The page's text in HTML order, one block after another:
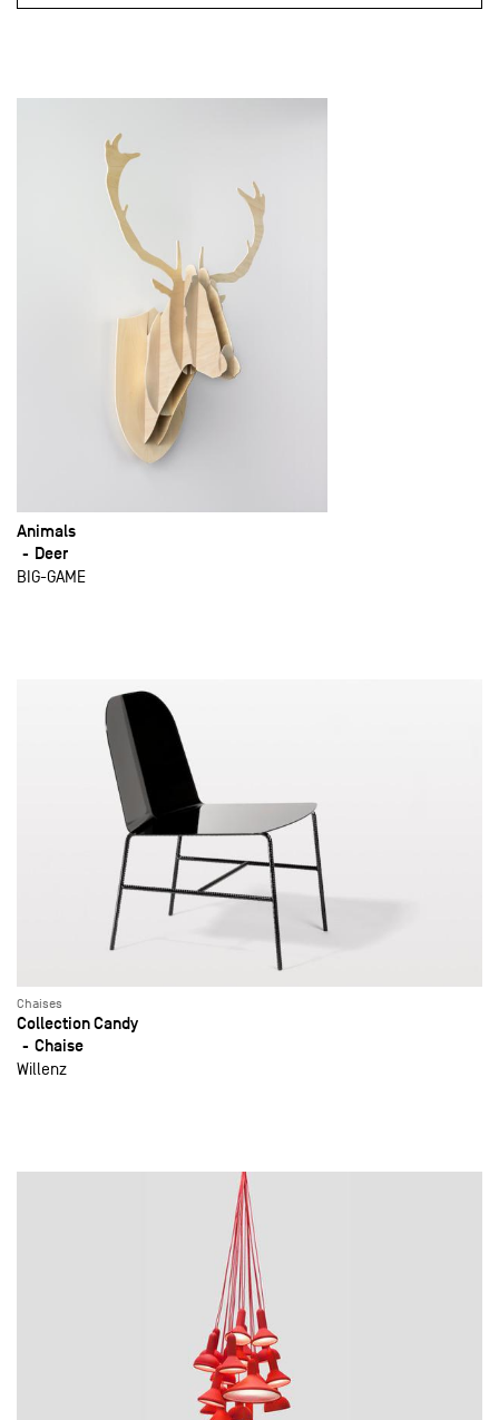
Animals
Deer
BIG-GAME
Chaises
Collection Candy
Chaise
Willenz